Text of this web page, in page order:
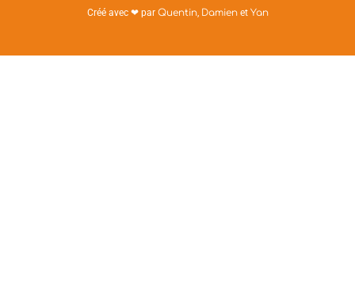
Créé avec ❤ par Quentin, Damienet Yan